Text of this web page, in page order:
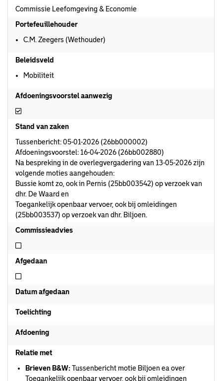
Commissie Leefomgeving & Economie
Portefeuillehouder
C.M. Zeegers (Wethouder)
Beleidsveld
Mobiliteit
Afdoeningsvoorstel aanwezig
Afdoeningsvoorstel aanwezig
Stand van zaken
Tussenbericht: 05-01-2026 (26bb000002)
Afdoeningsvoorstel: 16-04-2026 (26bb002880)
Na bespreking in de overlegvergadering van 13-05-2026 zijn
volgende moties aangehouden:
Bussie komt zo, ook in Pernis (25bb003542) op verzoek van
dhr. De Waard en
Toegankelijk openbaar vervoer, ook bij omleidingen
(25bb003537) op verzoek van dhr. Biljoen.
Commissieadvies
Niet commissieadvies
Afgedaan
Niet afgedaan
Datum afgedaan
Toelichting
Afdoening
Relatie met
Brieven B&W:Tussenbericht motie Biljoen ea over
Toegankelijk openbaar vervoer, ook bij omleidingen